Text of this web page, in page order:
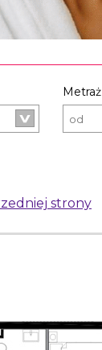
Metraż
strony